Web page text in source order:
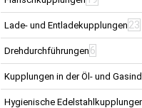
Lade- und Entladekupplungen 23
Drehdurchführungen 6
Kupplungen in der Öl- und
Hygienische